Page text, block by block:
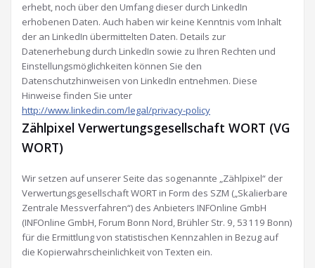
erhebt, noch über den Umfang dieser durch LinkedIn
erhobenen Daten. Auch haben wir keine Kenntnis vom Inhalt
der an LinkedIn übermittelten Daten. Details zur
Datenerhebung durch LinkedIn sowie zu Ihren Rechten und
Einstellungsmöglichkeiten können Sie den
Datenschutzhinweisen von LinkedIn entnehmen. Diese
Hinweise finden Sie unter
http://www.linkedin.com/legal/privacy-policy
Zählpixel Verwertungsgesellschaft WORT (VG
WORT)
Wir setzen auf unserer Seite das sogenannte „Zählpixel“ der
Verwertungsgesellschaft WORT in Form des SZM („Skalierbare
Zentrale Messverfahren“) des Anbieters INFOnline GmbH
(INFOnline GmbH, Forum Bonn Nord, Brühler Str. 9, 53119 Bonn)
für die Ermittlung von statistischen Kennzahlen in Bezug auf
die Kopierwahrscheinlichkeit von Texten ein.